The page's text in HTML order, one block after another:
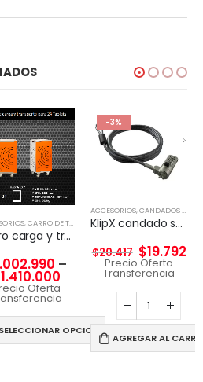
,CARRO DE TECNOLGÍA
Carro carga y transporte para Tablet
–
1.410.000
Oferta
SELECCIONAR OPCIONES
-3%
ACCESORIOS,CANDADOS DE SEGURIDAD
KlipX candado seguridad con clave slot tipo WEDGE 2mts largo
$20.417 $19.792
Precio Oferta
Transferencia
AGREGAR AL